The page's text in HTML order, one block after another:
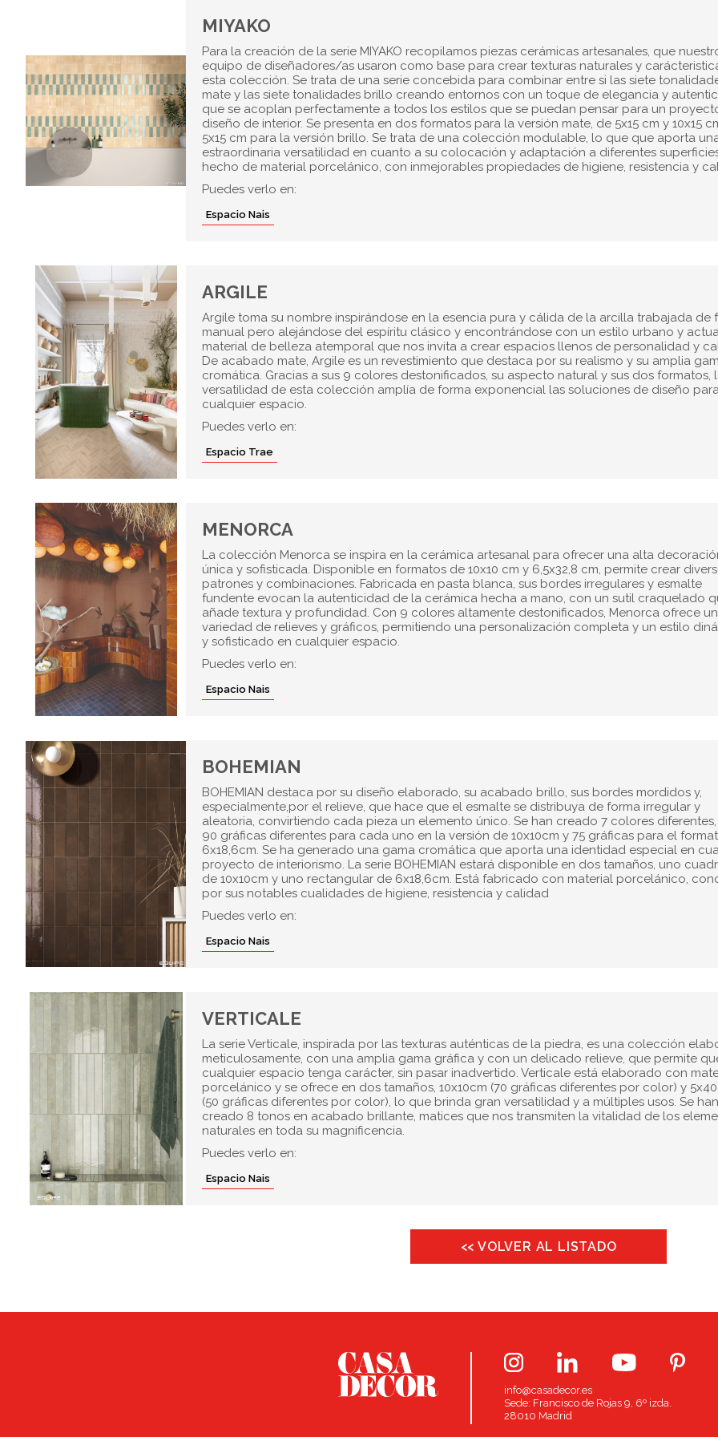
MIYAKO
Para la creación de la serie MIYAKO recopilamos piezas cerámicas artesanales, que
equipo de diseñadores/as usaron como base para crear texturas naturales y
esta colección. Se trata de una serie concebida para combinar entre si las siete
mate y las siete tonalidades brillo creando entornos con un toque de elegancia y
que se acoplan perfectamente a todos los estilos que se puedan pensar para un
diseño de interior. Se presenta en dos formatos para la versión mate, de 5x15 cm y 10x15
5x15 cm para la versión brillo. Se trata de una colección modulable, lo que que aporta
estraordinaria versatilidad en cuanto a su colocación y adaptación a diferentes
hecho de material porcelánico, con inmejorables propiedades de higiene, resistencia y
Puedes verlo en:
Espacio Nais
ARGILE
Argile toma su nombre inspirándose en la esencia pura y cálida de la arcilla trabajada de
manual pero alejándose del espíritu clásico y encontrándose con un estilo urbano y
material de belleza atemporal que nos invita a crear espacios llenos de personalidad y
De acabado mate, Argile es un revestimiento que destaca por su realismo y su amplia
cromática. Gracias a sus 9 colores destonificados, su aspecto natural y sus dos formatos,
versatilidad de esta colección amplía de forma exponencial las soluciones de diseño
cualquier espacio.
Puedes verlo en:
Espacio Trae
MENORCA
La colección Menorca se inspira en la cerámica artesanal para ofrecer una alta
única y sofisticada. Disponible en formatos de 10x10 cm y 6,5x32,8 cm, permite crear
patrones y combinaciones. Fabricada en pasta blanca, sus bordes irregulares y esmalte
fundente evocan la autenticidad de la cerámica hecha a mano, con un sutil craquelado
añade textura y profundidad. Con 9 colores altamente destonificados, Menorca ofrece
variedad de relieves y gráficos, permitiendo una personalización completa y un estilo
y sofisticado en cualquier espacio.
Puedes verlo en:
Espacio Nais
BOHEMIAN
BOHEMIAN destaca por su diseño elaborado, su acabado brillo, sus bordes mordidos y,
especialmente,por el relieve, que hace que el esmalte se distribuya de forma irregular y
aleatoria, convirtiendo cada pieza un elemento único. Se han creado 7 colores
90 gráficas diferentes para cada uno en la versión de 10x10cm y 75 gráficas para el
6x18,6cm. Se ha generado una gama cromática que aporta una identidad especial en
proyecto de interiorismo. La serie BOHEMIAN estará disponible en dos tamaños, uno
de 10x10cm y uno rectangular de 6x18,6cm. Está fabricado con material porcelánico,
por sus notables cualidades de higiene, resistencia y calidad
Puedes verlo en:
Espacio Nais
VERTICALE
La serie Verticale, inspirada por las texturas auténticas de la piedra, es una colección
meticulosamente, con una amplia gama gráfica y con un delicado relieve, que permite
cualquier espacio tenga carácter, sin pasar inadvertido. Verticale está elaborado con
porcelánico y se ofrece en dos tamaños, 10x10cm (70 gráficas diferentes por color) y
(50 gráficas diferentes por color), lo que brinda gran versatilidad y a múltiples usos. Se han
creado 8 tonos en acabado brillante, matices que nos transmiten la vitalidad de los
naturales en toda su magnificencia.
Puedes verlo en:
Espacio Nais
<< VOLVER AL LISTADO
info@casadecor.es
Sede: Francisco de Rojas 9, 6º izda.
28010 Madrid